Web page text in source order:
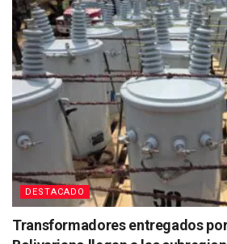
DESTACADO
Transformadores entregados